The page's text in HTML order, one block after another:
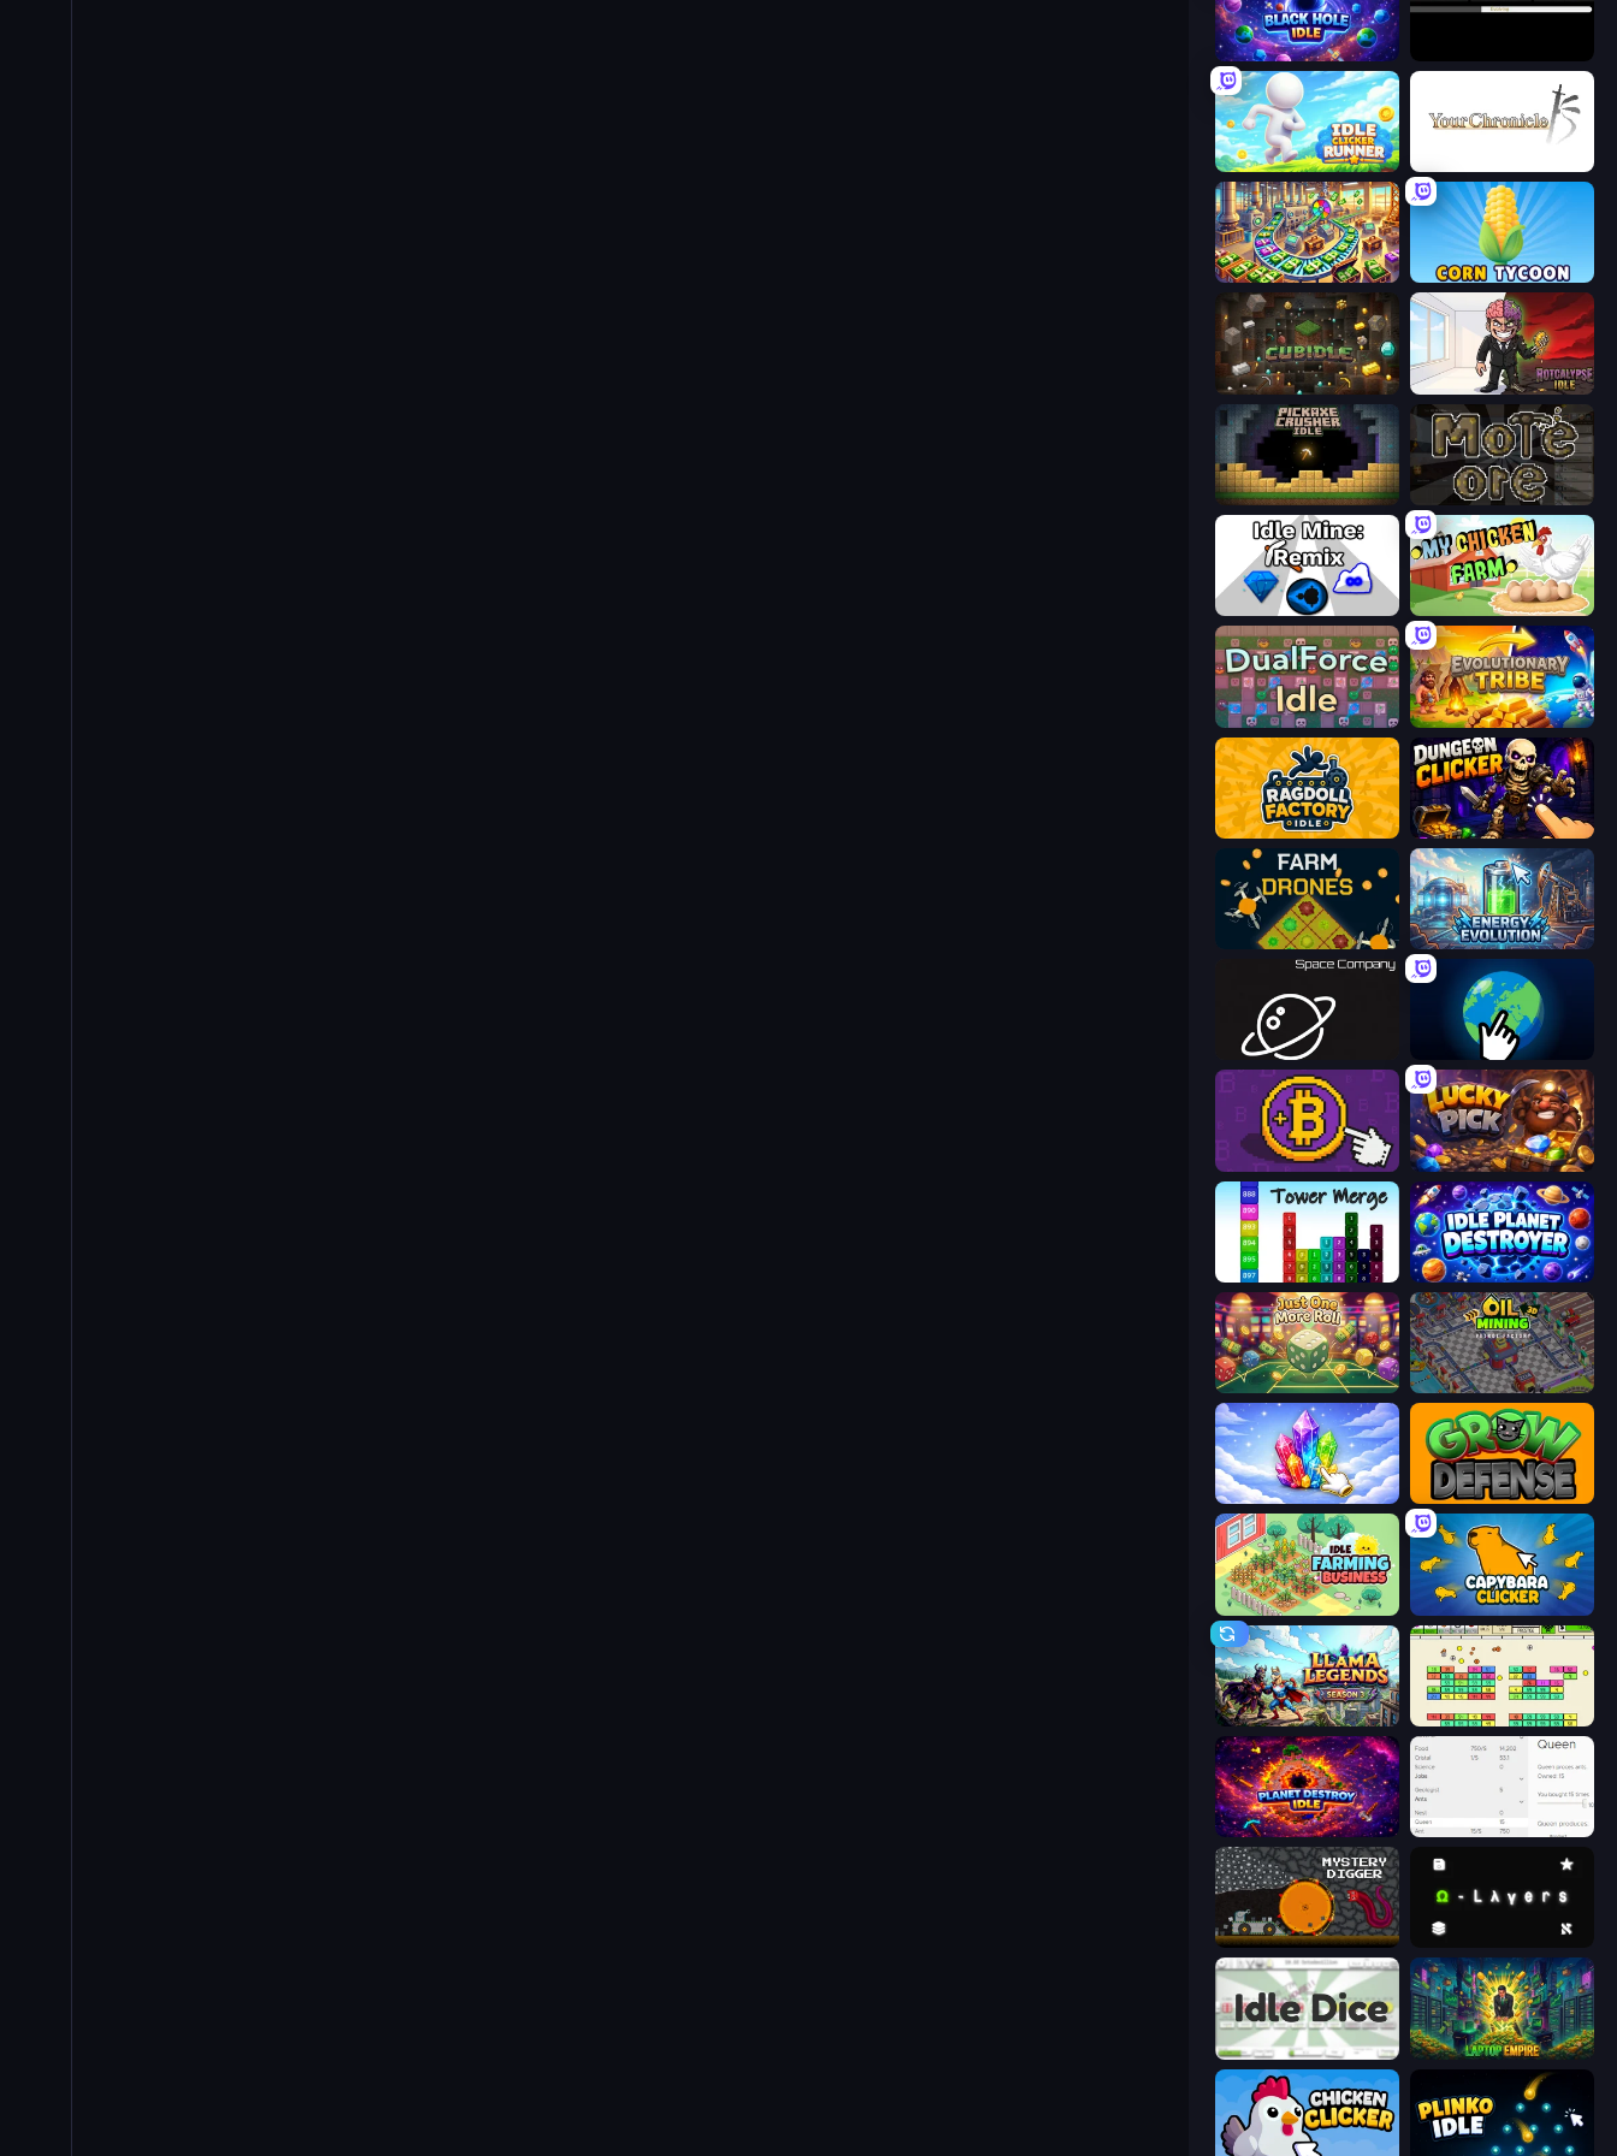
Black Hole Idle
Idle Clicker Runner
Money Factory: Tycoon Idle Game Corn Tycoon
Cubidle Rotcalypse: Idle Incremental
Pickaxe Crusher Idle More Ore
Idle Mine: Remix My Chicken Farm
DualForce Idle Evolutionary Tribe
Ragdoll Factory Idle Dungeon Clicker
Farm Drones Energy Evolution
Space Company Planet Clicker 2
Money Maker Lucky Pick
Tower Merge Idle Planet Destroyer
Just One More Roll Oil Mining 3D: Petrol Factory
Crystalia Idle Clicker Grow Defense
Idle Farming Business Capybara Clicker
Llama Legends Idle Breakout
Planet Destroy Idle Idle Ants
Mystery Digger Omega Layers
Idle Dice Laptop Empire